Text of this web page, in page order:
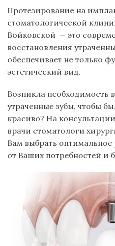
Протезирование на
стоматологической
Войковской — это
восстановления
обеспечивает не только
эстетический вид.
Возникла необходимость
утраченные зубы, чтобы
красиво? На
врачи стоматологи
Вам выбрать
от Ваших потребностей и